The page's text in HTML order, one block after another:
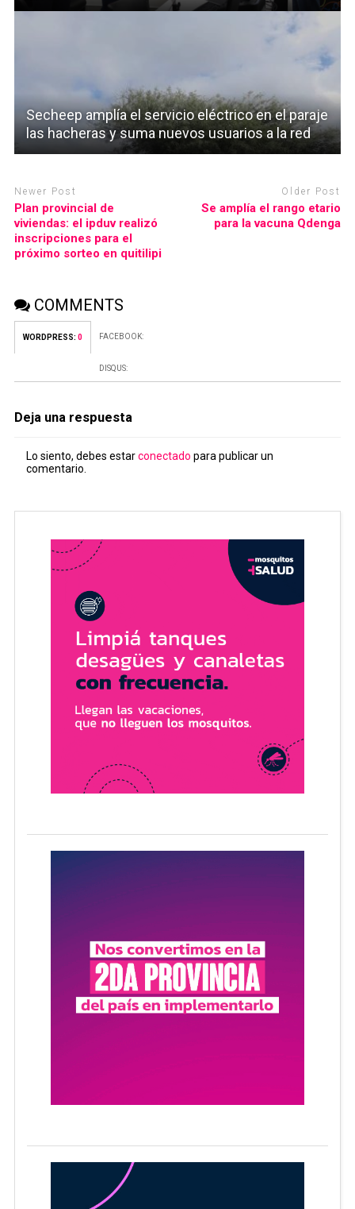
Secheep amplía el servicio eléctrico en el paraje
las hacheras y suma nuevos usuarios a la red
Newer Post
Plan provincial de
viviendas: el ipduv realizó
inscripciones para el
próximo sorteo en quitilipi
Older Post
Se amplía el rango etario
para la vacuna Qdenga
COMMENTS
WORDPRESS: 0 FACEBOOK:
DISQUS:
Deja una respuesta
Lo siento, debes estarconectado para publicar un
comentario.